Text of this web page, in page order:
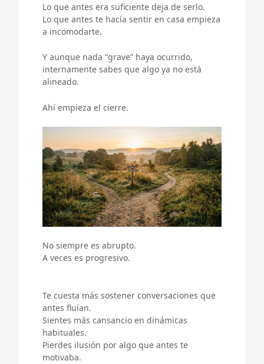
Lo que antes era suficiente deja de serlo.
Lo que antes te hacía sentir en casa empieza
a incomodarte.
Y aunque nada “grave” haya ocurrido,
internamente sabes que algo ya no está
alineado.
Ahí empieza el cierre.
No siempre es abrupto.
A veces es progresivo.
Te cuesta más sostener conversaciones que
antes fluían.
Sientes más cansancio en dinámicas
habituales.
Pierdes ilusión por algo que antes te
motivaba.